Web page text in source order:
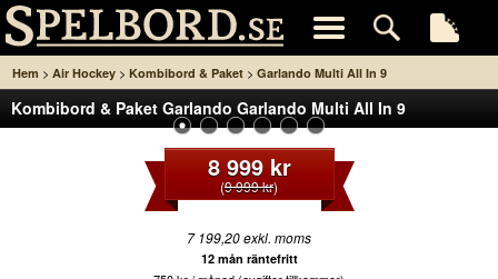
Hem > Air Hockey > Kombibord & Paket > Garlando Multi All In 9
Kombibord & Paket Garlando Garlando Multi All In 9
8 999 kr
(9 999 kr)
7 199,20 exkl. moms
12 mån räntefritt